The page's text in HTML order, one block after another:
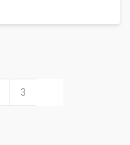
3